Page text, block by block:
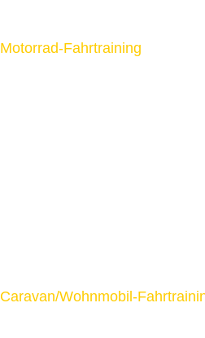
Motorrad-Fahrtraining
Caravan/Wohnmobil-